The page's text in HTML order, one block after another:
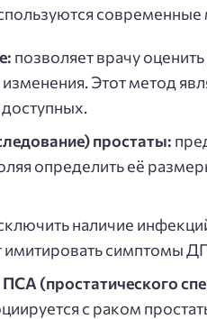
позволяет врачу
Этот метод
простаты:
определить её
наличие
имитировать симптомы
(простатического
с раком